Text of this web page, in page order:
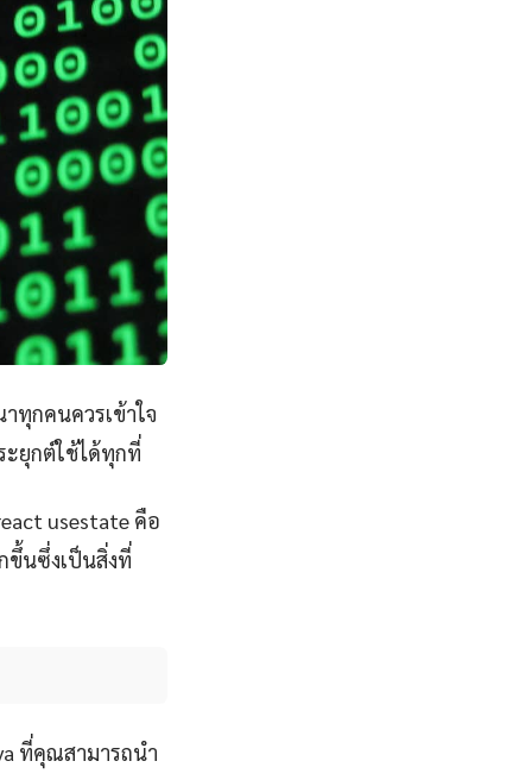
ทุกคนควรเข้าใจ
ะยุกต์ใช้ได้ทุกที่
usestate คือ
ขึ้นซึ่งเป็นสิ่งที่
ที่คุณสามารถนำ